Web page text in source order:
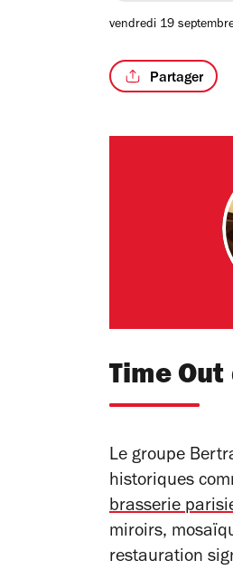
vendredi 19
Partager
Time Out
Le groupe
historiques
brasserie
miroirs,
restauration